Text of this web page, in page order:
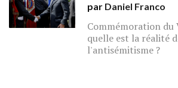
par Daniel Franco
Commémoration du
quelle est la réalité
l'antisémitisme ?